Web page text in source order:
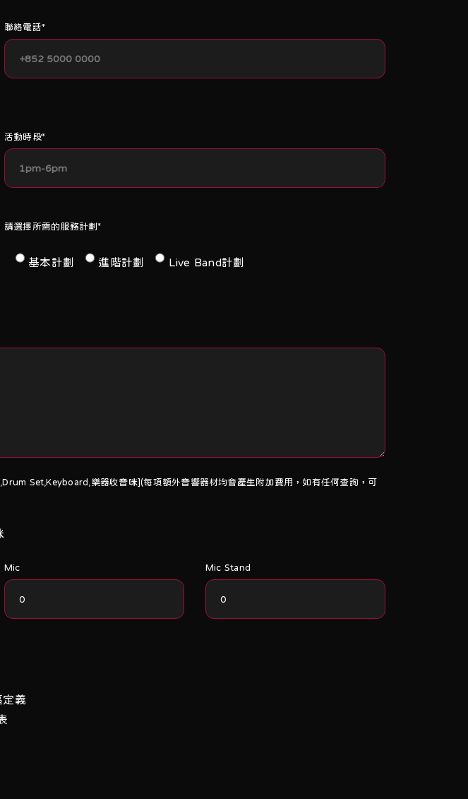
聯絡電話*
活動時段*
請選擇所需的服務計劃*
基本計劃 進階計劃 Live Band計劃
Set,Keyboard,樂器收音咪](每項額外音響器材均會產生附加費用，如有任何查詢，可
Mic Mic Stand
定義